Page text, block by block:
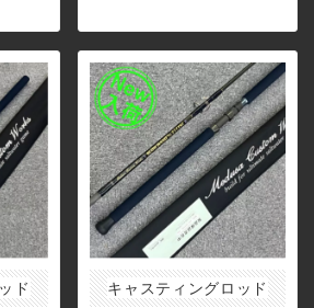
ド キャスティングロッド